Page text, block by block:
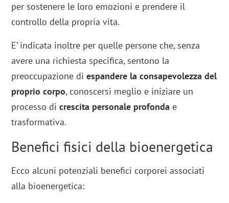
per sostenere le loro emozioni e prendere il
controllo della propria vita.
E’ indicata inoltre per quelle persone che, senza
avere una richiesta specifica, sentono la
preoccupazione diespandere la consapevolezza del
proprio corpo, conoscersi meglio e iniziare un
processo dicrescita personale profonda e
trasformativa.
Benefici fisici della bioenergetica
Ecco alcuni potenziali benefici corporei associati
alla bioenergetica: